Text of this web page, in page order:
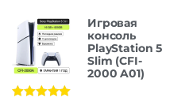
Игровая
консоль
PlayStation 5
Slim (CFI-
2000 A01)